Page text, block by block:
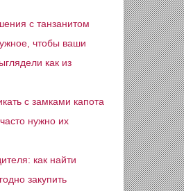
с танзанитом
чтобы ваши
как из
с замками капота
нужно их
как найти
закупить